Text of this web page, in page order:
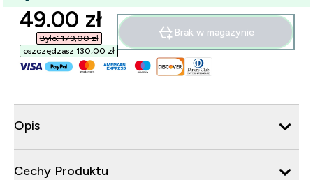
discounted price
49.00 zł‎
Było: 179,00 zł‎
oszczędzasz 130,00 zł‎
Brak w magazynie
Opis
Cechy Produktu